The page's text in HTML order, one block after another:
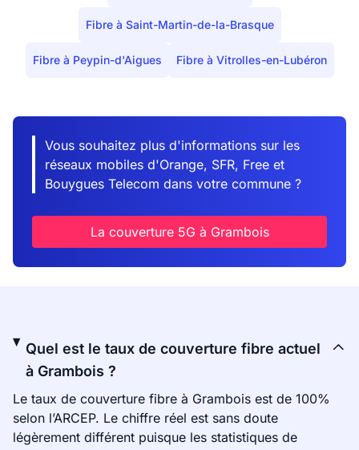
Fibre à Saint-Martin-de-la-Brasque
Fibre à Peypin-d'Aigues Fibre à Vitrolles-en-Lubéron
Vous souhaitez plus d'informations sur les
réseaux mobiles d'Orange, SFR, Free et
Bouygues Telecom dans votre commune ?
La couverture 5G à Grambois
Quel est le taux de couverture fibre actuel
à Grambois ?
Le taux de couverture fibre à Grambois est de 100%
selon l’ARCEP. Le chiffre réel est sans doute
légèrement différent puisque les statistiques de